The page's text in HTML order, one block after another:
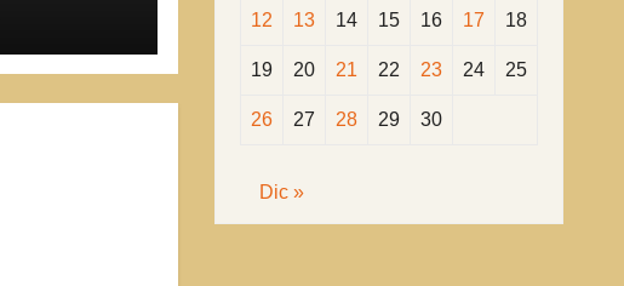
12 13 14 15 16 17 18
19 20 21 22 23 24 25
26 27 28 29 30
Dic »